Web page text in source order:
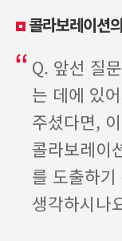
콜라보레이션
Q. 앞선 질
는 데에 있
주셨다면,
콜라보레이
를 도출하
생각하시나